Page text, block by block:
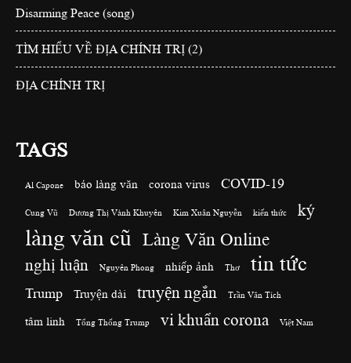
Disarming Peace (song)
TÌM HIỂU VỀ ĐỊA CHÍNH TRỊ (2)
ĐỊA CHÍNH TRỊ
TAGS
Al Capone báo làng văn corona virus COVID-19
Cung Vũ Dương Thị Vành Khuyên Kim Xuân Nguyễn kiến thức ký
làng văn cũ Làng Văn Online
nghị luận Nguyên Phong nhiếp ảnh Thơ tin tức
Trump Truyện dài truyện ngắn Trần Văn Tích
tâm linh Tổng Thống Trump vi khuẩn corona Việt Nam